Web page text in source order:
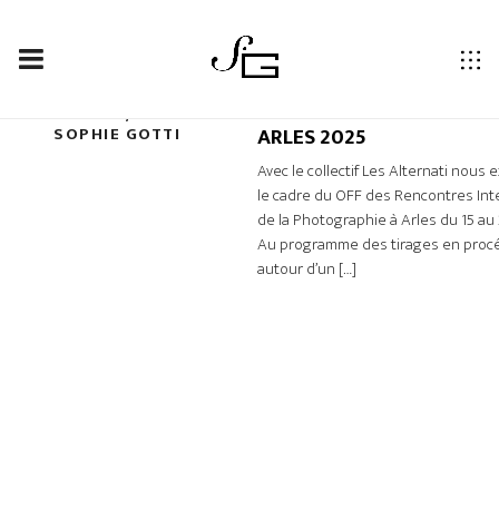
AUTEUR/AUTRICE :
SOPHIE GOTTI ARLES 2025
Avec le collectif Les Alternati nous
le cadre du OFF des Rencontres
de la Photographie à Arles du 15
Au programme des tirages en
autour d’un […]